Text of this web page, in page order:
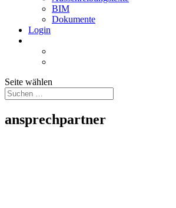
BIM
Dokumente
Login
Seite wählen
ansprechpartner